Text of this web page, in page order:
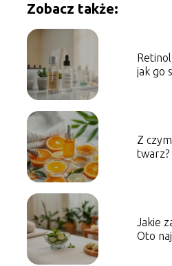
Zobacz także:
jak go
Z
Jakie
Oto